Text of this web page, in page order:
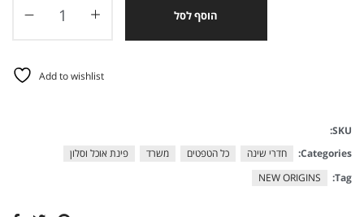
הוסף לסל
Add to wishlist
SKU:
Categories:
חדרי שינה כל הטפטים משרד
פינת אוכל וסלון
Tag:
NEW ORIGINS